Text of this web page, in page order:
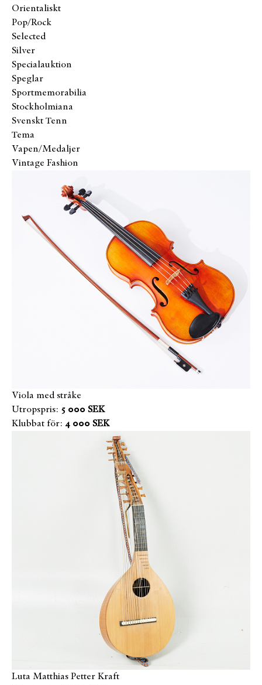
Orientaliskt
Pop/Rock
Selected
Silver
Specialauktion
Speglar
Sportmemorabilia
Stockholmiana
Svenskt Tenn
Tema
Vapen/Medaljer
Vintage Fashion
Viola med stråke
Utropspris: 5 000 SEK
Klubbat för: 4 000 SEK
Luta Matthias Petter Kraft